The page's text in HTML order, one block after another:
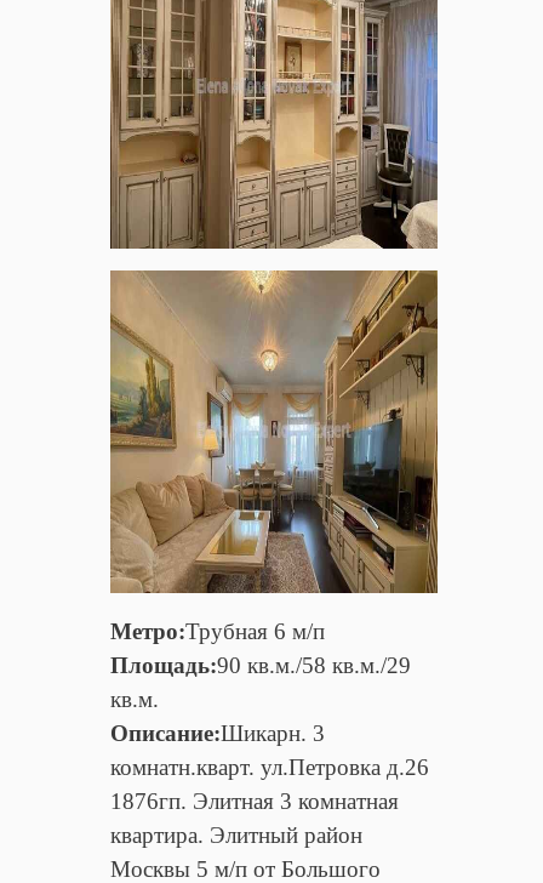
Метро:Трубная 6 м/п
Площадь:90 кв.м./58 кв.м./29
кв.м.
Описание:Шикарн. 3
комнатн.кварт. ул.Петровка д.26
1876гп. Элитная 3 комнатная
квартира. Элитный район
Москвы 5 м/п от Большого